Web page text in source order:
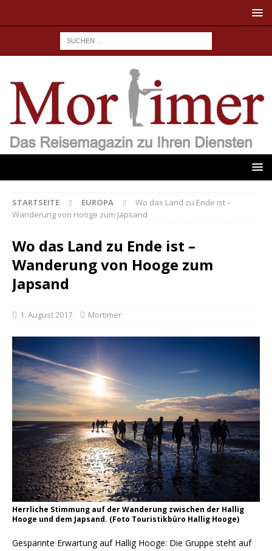
STARTSEITE EUROPA
Wo das Land zu Ende ist –
Wanderung von Hooge zum Japsand
Wo das Land zu Ende ist –
Wanderung von Hooge zum
Japsand
1. August 2017 Mortimer
Herrliche Stimmung auf der Wanderung zwischen der Hallig
Hooge und dem Japsand. (Foto Touristikbüro Hallig Hooge)
Gespannte Erwartung auf Hallig Hooge: Die Gruppe steht auf